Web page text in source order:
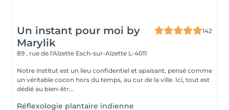
Un instant pour moi by
Marylik
142
89 , rue de l'Alzette Esch-sur-Alzette L-4011
Notre institut est un lieu confidentiel et apaisant, pensé comme
un véritable cocon hors du temps, au cur de la ville. Ici, tout est
dédié au bien-êtr...
Réflexologie plantaire indienne